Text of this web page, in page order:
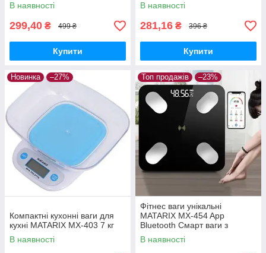
В наявності
299,40 ₴ 499 ₴
Купити
В наявності
281,16 ₴ 396 ₴
Купити
Новинка –27%
Компактні кухонні ваги для
кухні MATARIX MX-403 7 кг
В наявності
Топ продажів –23%
Фітнес ваги унікальні
MATARIX MX-454 App
Bluetooth Смарт ваги з
додатком для зважування
людей
В наявності